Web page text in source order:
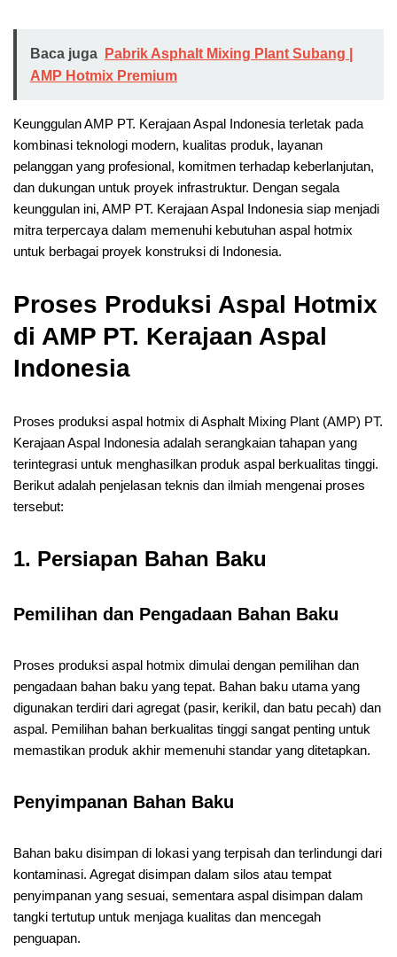
Baca juga
Pabrik Asphalt Mixing Plant Subang |
AMP Hotmix Premium
Keunggulan AMP PT. Kerajaan Aspal Indonesia terletak pada
kombinasi teknologi modern, kualitas produk, layanan
pelanggan yang profesional, komitmen terhadap keberlanjutan,
dan dukungan untuk proyek infrastruktur. Dengan segala
keunggulan ini, AMP PT. Kerajaan Aspal Indonesia siap menjadi
mitra terpercaya dalam memenuhi kebutuhan aspal hotmix
untuk berbagai proyek konstruksi di Indonesia.
Proses Produksi Aspal Hotmix
di AMP PT. Kerajaan Aspal
Indonesia
Proses produksi aspal hotmix di Asphalt Mixing Plant (AMP) PT.
Kerajaan Aspal Indonesia adalah serangkaian tahapan yang
terintegrasi untuk menghasilkan produk aspal berkualitas tinggi.
Berikut adalah penjelasan teknis dan ilmiah mengenai proses
tersebut:
1. Persiapan Bahan Baku
Pemilihan dan Pengadaan Bahan Baku
Proses produksi aspal hotmix dimulai dengan pemilihan dan
pengadaan bahan baku yang tepat. Bahan baku utama yang
digunakan terdiri dari agregat (pasir, kerikil, dan batu pecah) dan
aspal. Pemilihan bahan berkualitas tinggi sangat penting untuk
memastikan produk akhir memenuhi standar yang ditetapkan.
Penyimpanan Bahan Baku
Bahan baku disimpan di lokasi yang terpisah dan terlindungi dari
kontaminasi. Agregat disimpan dalam silos atau tempat
penyimpanan yang sesuai, sementara aspal disimpan dalam
tangki tertutup untuk menjaga kualitas dan mencegah
penguapan.